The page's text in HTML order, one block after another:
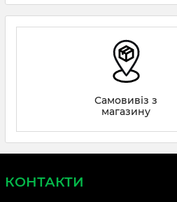
Самовивіз з
магазину
КОНТАКТИ